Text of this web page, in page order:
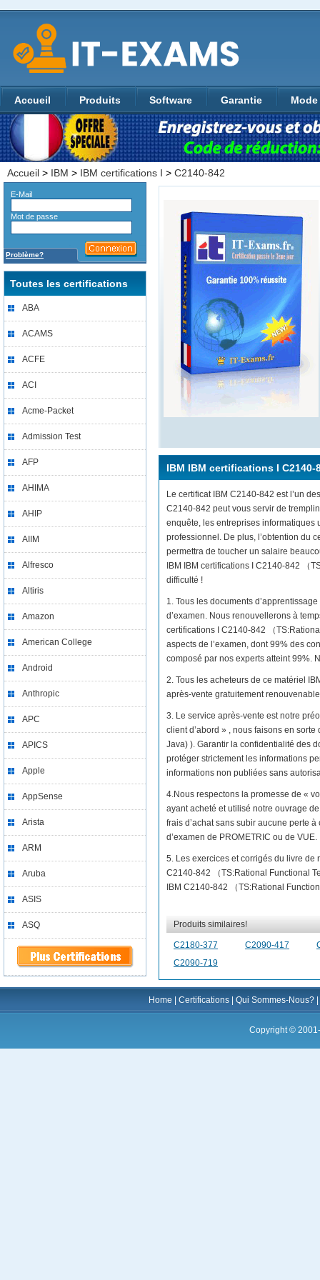
Accueil Produits Software Garantie
Accueil > IBM > IBM certifications I > C2140-842
E-Mail
Mot de passe
Problème?
Toutes les certifications
ABA
ACAMS
ACFE
ACI
Acme-Packet
Admission Test
AFP
AHIMA
AHIP
AIIM
Alfresco
Altiris
Amazon
American College
Android
Anthropic
APC
APICS
Apple
AppSense
Arista
ARM
Aruba
ASIS
ASQ
IBM IBM certifications I C2140-
Le certificat IBM C2140-842 est l’un
C2140-842 peut vous servir de
enquête, les entreprises informatiques
professionnel. De plus, l’obtention du
permettra de toucher un salaire
IBM IBM certifications I C2140-842 （
difficulté !
1. Tous les documents
d’examen. Nous renouvellerons à
certifications I C2140-842 （
aspects de l’examen, dont 99% des
composé par nos experts atteint 99%.
2. Tous les acheteurs de ce matériel
après-vente gratuitement
3. Le service après-vente est notre
client d’abord » , nous faisons en
Java) ). Garantir la confidentialité des
protéger strictement les informations
informations non publiées sans
4.Nous respectons la promesse de «
ayant acheté et utilisé notre ouvrage
frais d’achat sans subir aucune perte
d’examen de PROMETRIC ou de VUE.
5. Les exercices et corrigés du livre de
C2140-842 （TS:Rational Functional
IBM C2140-842 （TS:Rational
Produits similaires!
C2180-377 C2090-417
C2090-719
Home Certifications Qui Sommes-Nous?
Copyright ©